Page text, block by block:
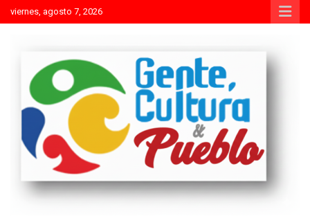
Skip
to
viernes, agosto 7, 2026